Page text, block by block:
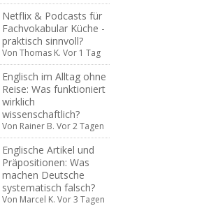
Netflix & Podcasts für
Fachvokabular Küche -
praktisch sinnvoll?
Von Thomas K. Vor 1 Tag
Englisch im Alltag ohne
Reise: Was funktioniert
wirklich
wissenschaftlich?
Von Rainer B. Vor 2 Tagen
Englische Artikel und
Präpositionen: Was
machen Deutsche
systematisch falsch?
Von Marcel K. Vor 3 Tagen